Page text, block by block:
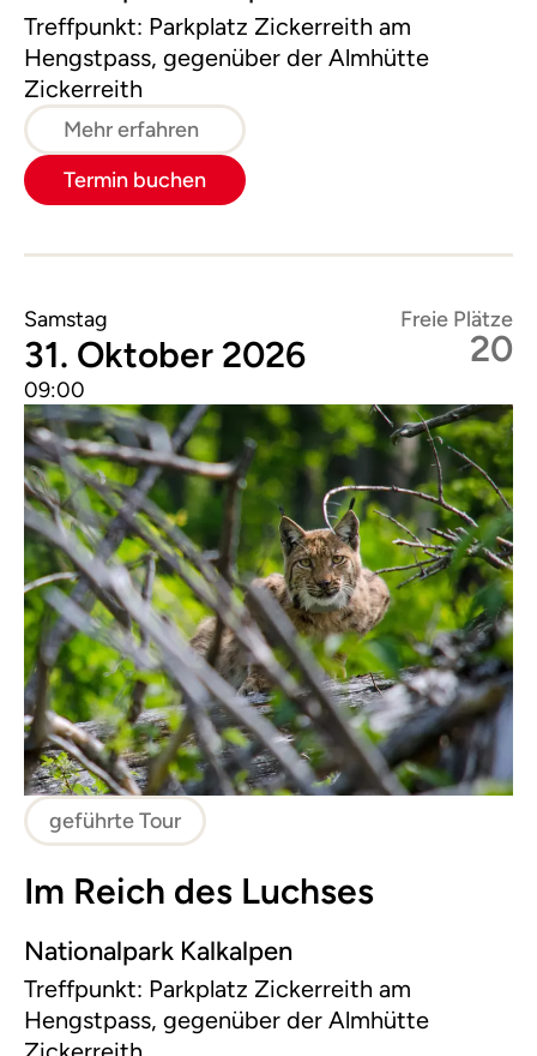
Treffpunkt: Parkplatz Zickerreith am
Hengstpass, gegenüber der Almhütte
Zickerreith
Mehr erfahren
Termin buchen
Samstag
31. Oktober 2026
09:00
Freie Plätze
20
geführte Tour
Im Reich des Luchses
Nationalpark Kalkalpen
Treffpunkt: Parkplatz Zickerreith am
Hengstpass, gegenüber der Almhütte